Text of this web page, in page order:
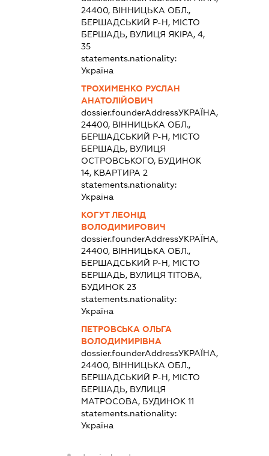
24400, ВІННИЦЬКА ОБЛ.,
БЕРШАДСЬКИЙ Р-Н, МІСТО
БЕРШАДЬ, ВУЛИЦЯ ЯКІРА, 4,
35
statements.nationality:
Україна
ТРОХИМЕНКО РУСЛАН
АНАТОЛІЙОВИЧ
dossier.founderAddressУКРАЇНА,
24400, ВІННИЦЬКА ОБЛ.,
БЕРШАДСЬКИЙ Р-Н, МІСТО
БЕРШАДЬ, ВУЛИЦЯ
ОСТРОВСЬКОГО, БУДИНОК
14, КВАРТИРА 2
statements.nationality:
Україна
КОГУТ ЛЕОНІД
ВОЛОДИМИРОВИЧ
dossier.founderAddressУКРАЇНА,
24400, ВІННИЦЬКА ОБЛ.,
БЕРШАДСЬКИЙ Р-Н, МІСТО
БЕРШАДЬ, ВУЛИЦЯ ТІТОВА,
БУДИНОК 23
statements.nationality:
Україна
ПЕТРОВСЬКА ОЛЬГА
ВОЛОДИМИРІВНА
dossier.founderAddressУКРАЇНА,
24400, ВІННИЦЬКА ОБЛ.,
БЕРШАДСЬКИЙ Р-Н, МІСТО
БЕРШАДЬ, ВУЛИЦЯ
МАТРОСОВА, БУДИНОК 11
statements.nationality:
Україна